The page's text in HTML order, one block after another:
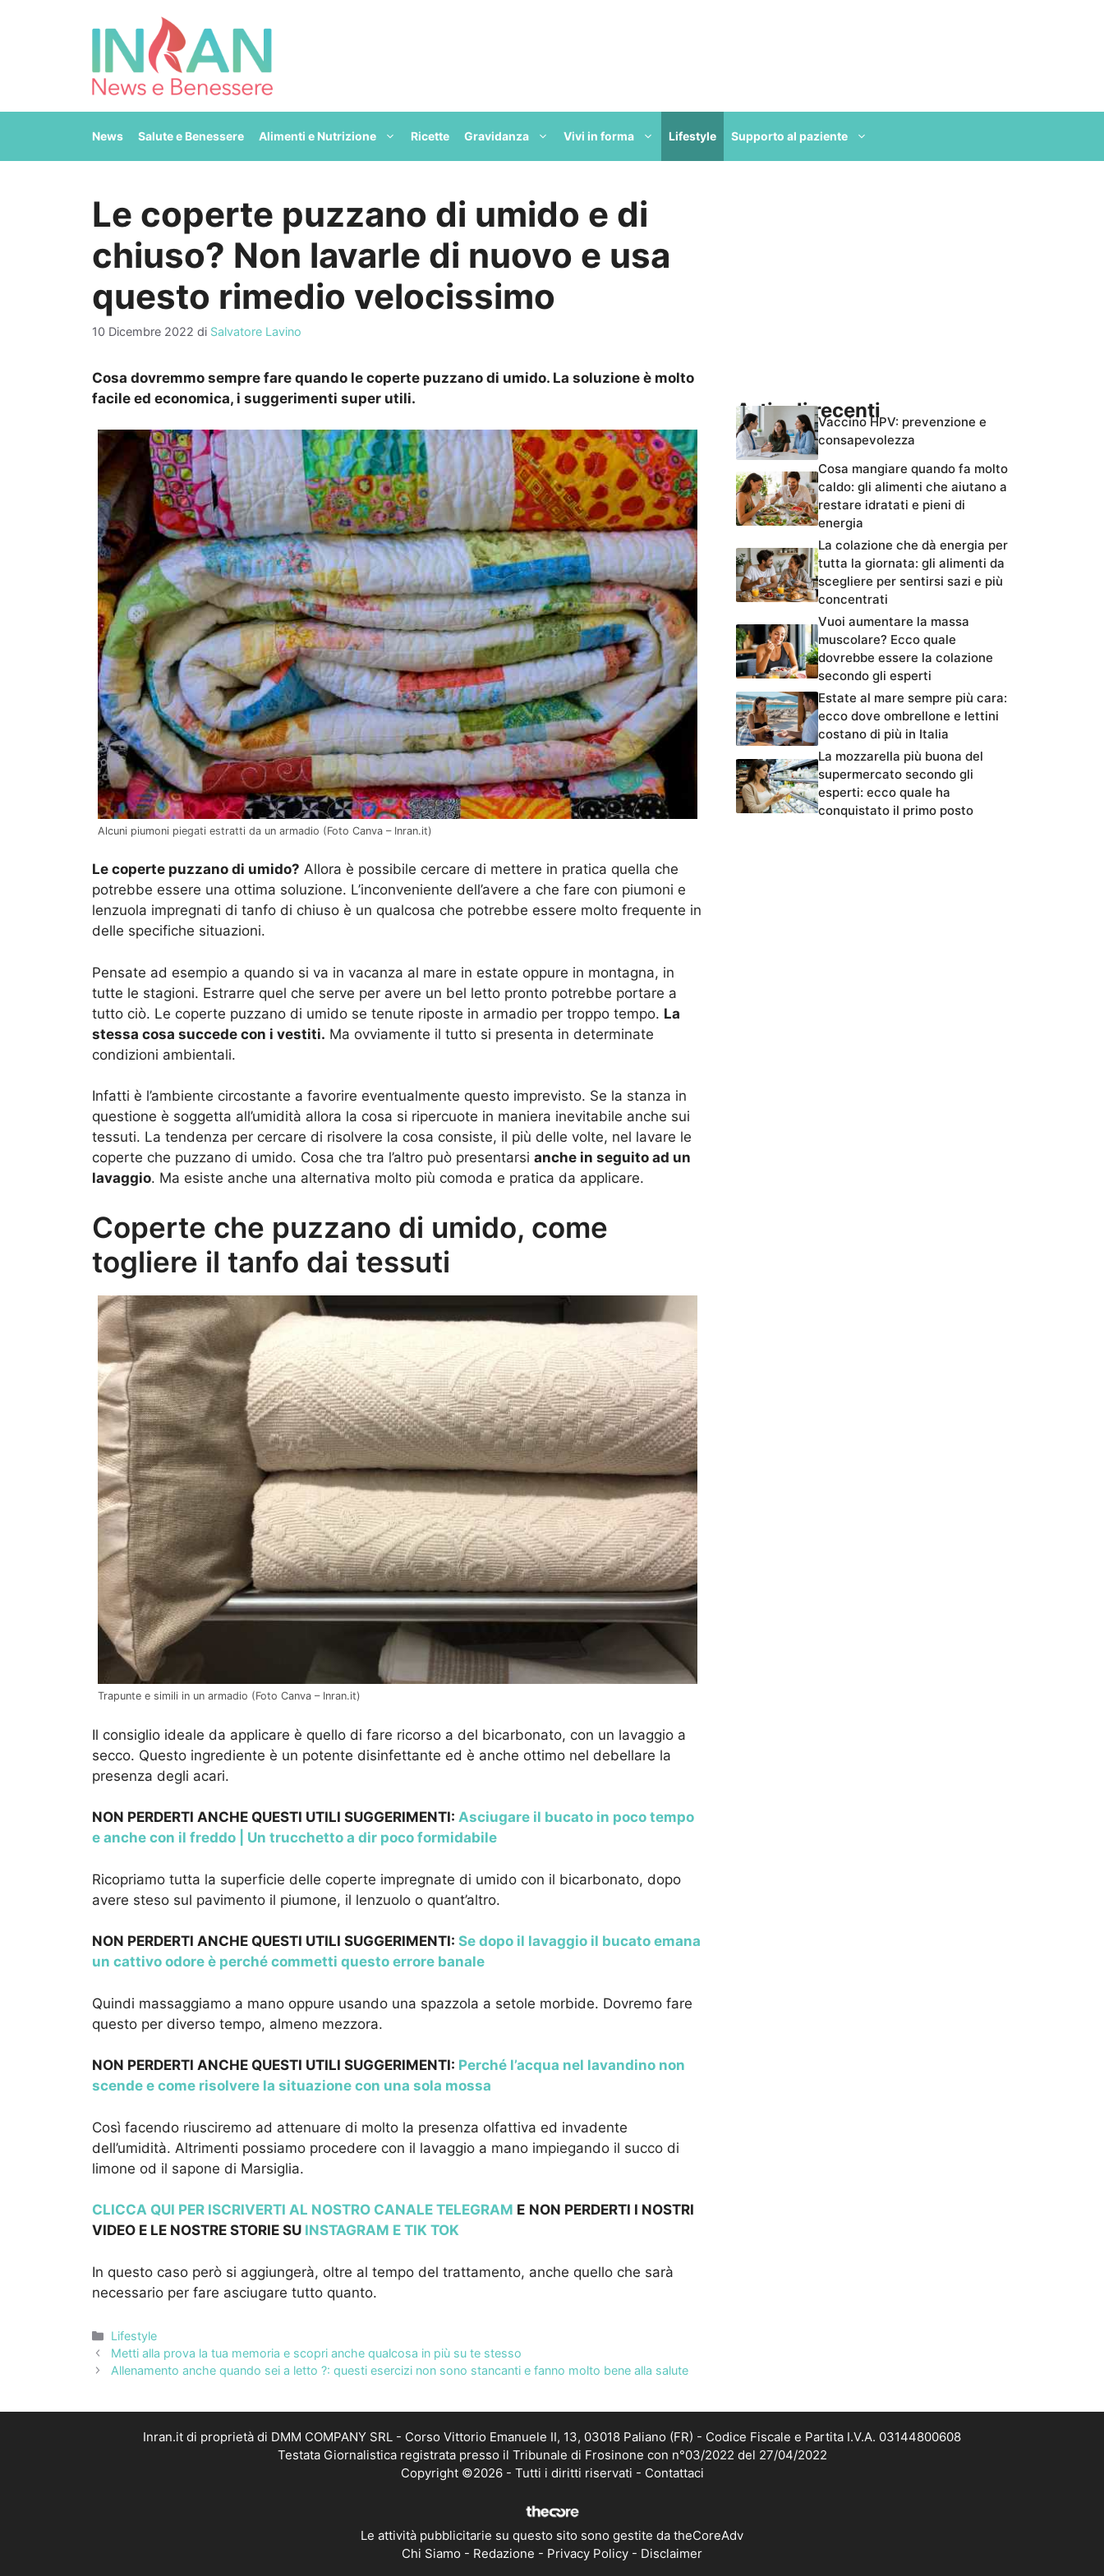
News Salute e Benessere Alimenti e Nutrizione Ricette Gravidanza Vivi in forma Lifestyle Supporto al paziente
Le coperte puzzano di umido e di
chiuso? Non lavarle di nuovo e usa
questo rimedio velocissimo
10 Dicembre 2022 di Salvatore Lavino
Cosa dovremmo sempre fare quando le coperte puzzano di umido. La soluzione è molto
facile ed economica, i suggerimenti super utili.
Alcuni piumoni piegati estratti da un armadio (Foto Canva – Inran.it)
Le coperte puzzano di umido? Allora è possibile cercare di mettere in pratica quella che
potrebbe essere una ottima soluzione. L’inconveniente dell’avere a che fare con piumoni e
lenzuola impregnati di tanfo di chiuso è un qualcosa che potrebbe essere molto frequente in
delle specifiche situazioni.
Pensate ad esempio a quando si va in vacanza al mare in estate oppure in montagna, in
tutte le stagioni. Estrarre quel che serve per avere un bel letto pronto potrebbe portare a
tutto ciò. Le coperte puzzano di umido se tenute riposte in armadio per troppo tempo. La
stessa cosa succede con i vestiti. Ma ovviamente il tutto si presenta in determinate
condizioni ambientali.
Infatti è l’ambiente circostante a favorire eventualmente questo imprevisto. Se la stanza in
questione è soggetta all’umidità allora la cosa si ripercuote in maniera inevitabile anche sui
tessuti. La tendenza per cercare di risolvere la cosa consiste, il più delle volte, nel lavare le
coperte che puzzano di umido. Cosa che tra l’altro può presentarsi anche in seguito ad un
lavaggio. Ma esiste anche una alternativa molto più comoda e pratica da applicare.
Coperte che puzzano di umido, come
togliere il tanfo dai tessuti
Trapunte e simili in un armadio (Foto Canva – Inran.it)
Il consiglio ideale da applicare è quello di fare ricorso a del bicarbonato, con un lavaggio a
secco. Questo ingrediente è un potente disinfettante ed è anche ottimo nel debellare la
presenza degli acari.
NON PERDERTI ANCHE QUESTI UTILI SUGGERIMENTI: Asciugare il bucato in poco tempo
e anche con il freddo | Un trucchetto a dir poco formidabile
Ricopriamo tutta la superficie delle coperte impregnate di umido con il bicarbonato, dopo
avere steso sul pavimento il piumone, il lenzuolo o quant’altro.
NON PERDERTI ANCHE QUESTI UTILI SUGGERIMENTI: Se dopo il lavaggio il bucato emana
un cattivo odore è perché commetti questo errore banale
Quindi massaggiamo a mano oppure usando una spazzola a setole morbide. Dovremo fare
questo per diverso tempo, almeno mezzora.
NON PERDERTI ANCHE QUESTI UTILI SUGGERIMENTI: Perché l’acqua nel lavandino non
scende e come risolvere la situazione con una sola mossa
Così facendo riusciremo ad attenuare di molto la presenza olfattiva ed invadente
dell’umidità. Altrimenti possiamo procedere con il lavaggio a mano impiegando il succo di
limone od il sapone di Marsiglia.
CLICCA QUI PER ISCRIVERTI AL NOSTRO CANALE TELEGRAM E NON PERDERTI I NOSTRI
VIDEO E LE NOSTRE STORIE SU INSTAGRAM E TIK TOK
In questo caso però si aggiungerà, oltre al tempo del trattamento, anche quello che sarà
necessario per fare asciugare tutto quanto.
Categorie
Lifestyle
Metti alla prova la tua memoria e scopri anche qualcosa in più su te stesso
Allenamento anche quando sei a letto ?: questi esercizi non sono stancanti e fanno molto bene alla salute
Articoli recentiVaccino HPV: prevenzione e
consapevolezza
Cosa mangiare quando fa molto
caldo: gli alimenti che aiutano a
restare idratati e pieni di
energia
La colazione che dà energia per
tutta la giornata: gli alimenti da
scegliere per sentirsi sazi e più
concentrati
Vuoi aumentare la massa
muscolare? Ecco quale
dovrebbe essere la colazione
secondo gli esperti
Estate al mare sempre più cara:
ecco dove ombrellone e lettini
costano di più in Italia
La mozzarella più buona del
supermercato secondo gli
esperti: ecco quale ha
conquistato il primo posto
Inran.it di proprietà di DMM COMPANY SRL - Corso Vittorio Emanuele II, 13, 03018 Paliano (FR) - Codice Fiscale e Partita I.V.A. 03144800608
Testata Giornalistica registrata presso il Tribunale di Frosinone con n°03/2022 del 27/04/2022
Copyright ©2026 - Tutti i diritti riservati - Contattaci
Le attività pubblicitarie su questo sito sono gestite da theCoreAdv
Chi Siamo - Redazione - Privacy Policy - Disclaimer